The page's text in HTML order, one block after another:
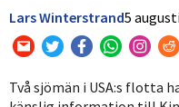
Lars Winterstrand5
Två sjömän i USA:s flotta